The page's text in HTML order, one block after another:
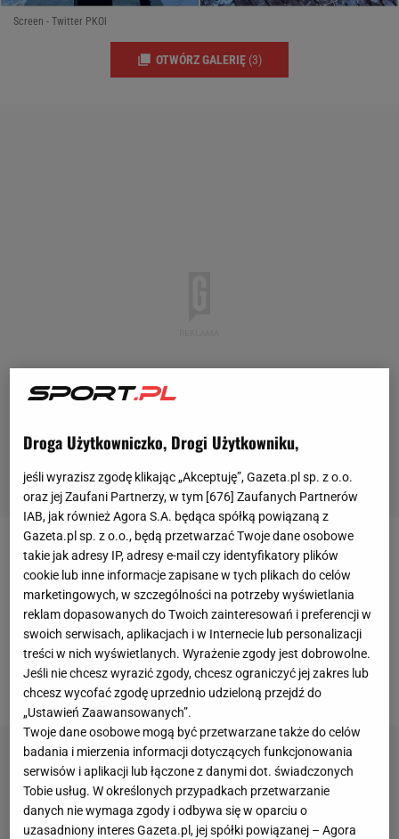
Screen - Twitter PKOl
OTWÓRZ GALERIĘ (3)
Podróż doPekinupolscy skoczkowie rozpoczęli w
poniedziałkowe popołudnie. Po zawodach w
Willingen udali się do Frankfurtu, skąd niemal cała
karuzela Pucharu Świata wyleciała na igrzyska. Na
miejsce dotarli we wtorkowy poranek czasu
polskiego.
Droga Użytkowniczko, Drogi Użytkowniku,
jeśli wyrazisz zgodę klikając „Akceptuję”, Gazeta.pl sp. z o.o.
oraz jej Zaufani Partnerzy, w tym [676] Zaufanych Partnerów
IAB, jak również Agora S.A. będąca spółką powiązaną z
Gazeta.pl sp. z o.o., będą przetwarzać Twoje dane osobowe
takie jak adresy IP, adresy e-mail czy identyfikatory plików
cookie lub inne informacje zapisane w tych plikach do celów
marketingowych, w szczególności na potrzeby wyświetlania
reklam dopasowanych do Twoich zainteresowań i preferencji w
swoich serwisach, aplikacjach i w Internecie lub personalizacji
treści w nich wyświetlanych. Wyrażenie zgody jest dobrowolne.
Jeśli nie chcesz wyrazić zgody, chcesz ograniczyć jej zakres lub
chcesz wycofać zgodę uprzednio udzieloną przejdź do
„Ustawień Zaawansowanych”.
Twoje dane osobowe mogą być przetwarzane także do celów
badania i mierzenia informacji dotyczących funkcjonowania
serwisów i aplikacji lub łączone z danymi dot. świadczonych
Tobie usług. W określonych przypadkach przetwarzanie
danych nie wymaga zgody i odbywa się w oparciu o
uzasadniony interes Gazeta.pl, jej spółki powiązanej – Agora